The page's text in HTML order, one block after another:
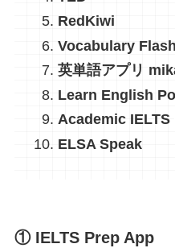
RedKiwi
Vocabulary
英単語アプリ
Learn English
Academic IELTS
ELSA Speak
① IELTS Prep App